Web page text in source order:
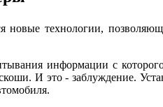
технологии,
информации с которого,
И это - заблуждение.